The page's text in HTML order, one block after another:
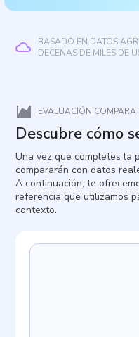
BASADO EN DATOS
DECENAS DE MILES DE
EVALUACIÓN
Descubre cómo
Una vez que completes la
compararán con datos
A continuación, te
referencia que utilizamos
contexto.